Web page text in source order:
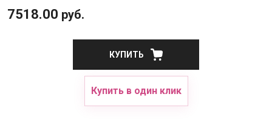
7518.00 руб.
КУПИТЬ
Купить в один клик